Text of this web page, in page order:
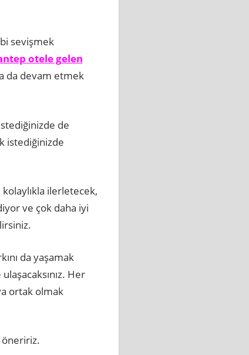
sevişmek
otele gelen
da devam etmek
de
istediğinizde
ilerletecek,
ve çok daha iyi
da yaşamak
Her
ortak olmak
öneririz.